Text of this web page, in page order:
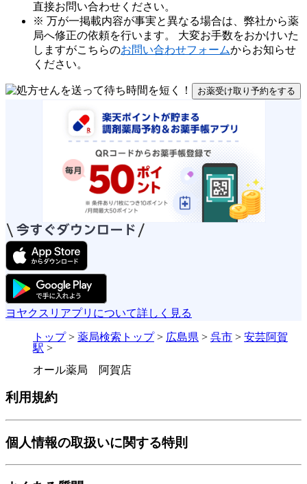
直接お問い合わせください。
※ 万が一掲載内容が事実と異なる場合は、弊社から薬
局へ修正の依頼を行います。 大変お手数をおかけいた
しますがこちらのお問い合わせフォームからお知らせ
ください。
お薬受け取り予約をする
ヨヤクスリアプリについて詳しく見る
トップ> 薬局検索トップ> 広島県 > 呉市 > 安芸阿賀
駅 >
オール薬局 阿賀店
利用規約
個人情報の取扱いに関する特則